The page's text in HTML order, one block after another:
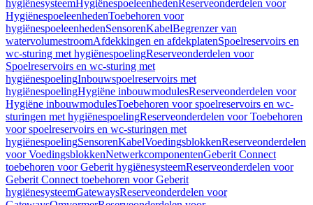
hygiënesysteemHygiënespoeleenhedenReserveonderdelen voor
HygiënespoeleenhedenToebehoren voor
hygiënespoeleenhedenSensorenKabelBegrenzer van
watervolumestroomAfdekkingen en afdekplatenSpoelreservoirs en
wc-sturing met hygiënespoelingReserveonderdelen voor
Spoelreservoirs en wc-sturing met
hygiënespoelingInbouwspoelreservoirs met
hygiënespoelingHygiëne inbouwmodulesReserveonderdelen voor
Hygiëne inbouwmodulesToebehoren voor spoelreservoirs en wc-
sturingen met hygiënespoelingReserveonderdelen voor Toebehoren
voor spoelreservoirs en wc-sturingen met
hygiënespoelingSensorenKabelVoedingsblokkenReserveonderdelen
voor VoedingsblokkenNetwerkcomponentenGeberit Connect
toebehoren voor Geberit hygiënesysteemReserveonderdelen voor
Geberit Connect toebehoren voor Geberit
hygiënesysteemGatewaysReserveonderdelen voor